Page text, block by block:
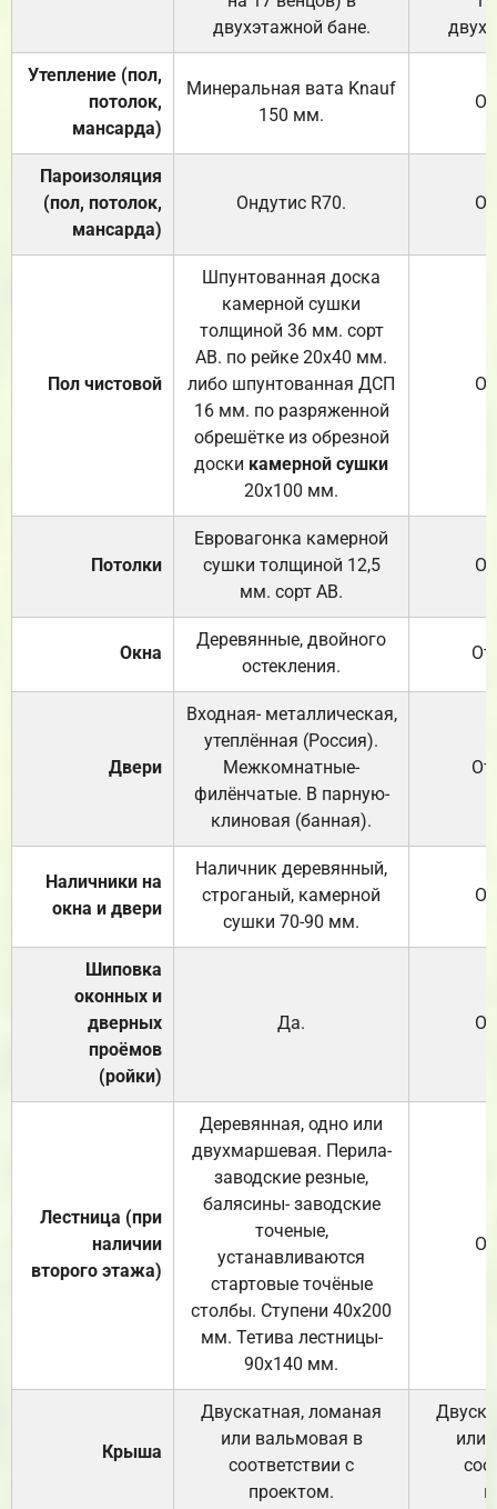
двухэтажной бане.
Утепление (пол,
потолок,
мансарда)
Минеральная вата Knauf
150 мм.
Пароизоляция
(пол, потолок,
мансарда)
Ондутис R70.
Пол чистовой
Шпунтованная доска
камерной сушки
толщиной 36 мм. сорт
АВ. по рейке 20х40 мм.
либо шпунтованная ДСП
16 мм. по разряженной
обрешётке из обрезной
доски камерной сушки
20х100 мм.
Потолки
Евровагонка камерной
сушки толщиной 12,5
мм. сорт АВ.
Окна
Деревянные, двойного
остекления.
Двери
Входная- металлическая,
утеплённая (Россия).
Межкомнатные-
филёнчатые. В парную-
клиновая (банная).
Наличники на
окна и двери
Наличник деревянный,
строганый, камерной
сушки 70-90 мм.
Шиповка
оконных и
дверных
проёмов
(ройки)
Да.
Лестница (при
наличии
второго этажа)
Деревянная, одно или
двухмаршевая. Перила-
заводские резные,
балясины- заводские
точеные,
устанавливаются
стартовые точёные
столбы. Ступени 40х200
мм. Тетива лестницы-
90х140 мм.
Крыша
Двускатная, ломаная
или вальмовая в
соответствии с
проектом.
или